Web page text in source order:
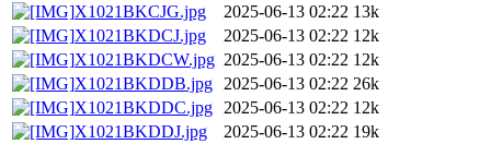
X1021BKCJG.jpg
2025-06-13 02:22 13k
X1021BKDCJ.jpg
2025-06-13 02:22 12k
X1021BKDCW.jpg 2025-06-13 02:22 12k
X1021BKDDB.jpg
2025-06-13 02:22 26k
X1021BKDDC.jpg
2025-06-13 02:22 12k
X1021BKDDJ.jpg
2025-06-13 02:22 19k